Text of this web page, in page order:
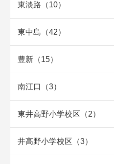
東淡路（10）
東中島（42）
豊新（15）
南江口（3）
東井高野小学校区（2）
井高野小学校区（3）